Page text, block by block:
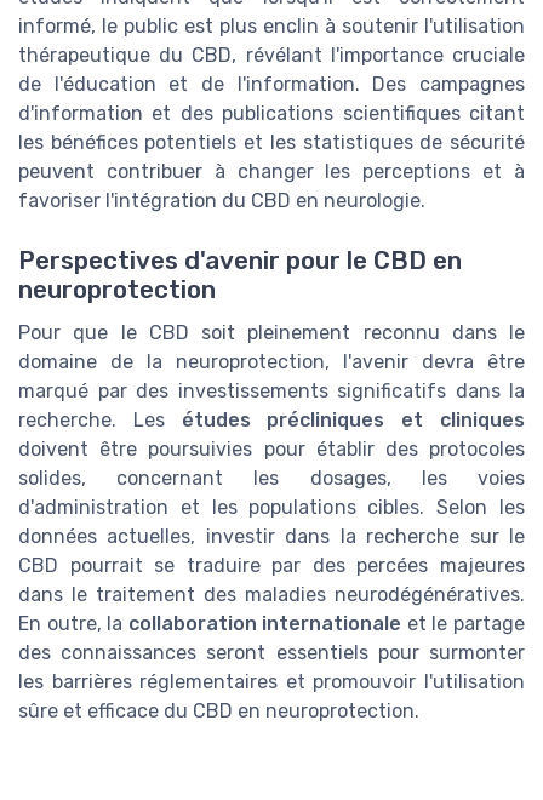
informé, le public est plus enclin à soutenir l'utilisation
thérapeutique du CBD, révélant l'importance cruciale
de l'éducation et de l'information. Des campagnes
d'information et des publications scientifiques citant
les bénéfices potentiels et les statistiques de sécurité
peuvent contribuer à changer les perceptions et à
favoriser l'intégration du CBD en neurologie.
Perspectives d'avenir pour le CBD en
neuroprotection
Pour que le CBD soit pleinement reconnu dans le
domaine de la neuroprotection, l'avenir devra être
marqué par des investissements significatifs dans la
recherche. Les études précliniques et cliniques
doivent être poursuivies pour établir des protocoles
solides, concernant les dosages, les voies
d'administration et les populations cibles. Selon les
données actuelles, investir dans la recherche sur le
CBD pourrait se traduire par des percées majeures
dans le traitement des maladies neurodégénératives.
En outre, la collaboration internationale et le partage
des connaissances seront essentiels pour surmonter
les barrières réglementaires et promouvoir l'utilisation
sûre et efficace du CBD en neuroprotection.